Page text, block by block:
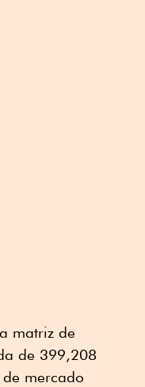
matriz de
de 399,208
mercado